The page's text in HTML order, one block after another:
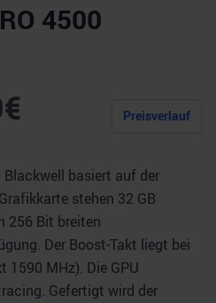
4500
€ Preisverlauf
Blackwell basiert auf der
stehen 32 GB
256 Bit breiten
Der Boost-Takt liegt bei
1590 MHz). Die GPU
Gefertigt wird der